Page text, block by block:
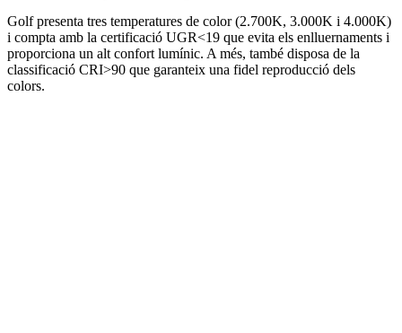
Golf presenta tres temperatures de color (2.700K, 3.000K i 4.000K)
i compta amb la certificació UGR<19 que evita els enlluernaments i
proporciona un alt confort lumínic. A més, també disposa de la
classificació CRI>90 que garanteix una fidel reproducció dels
colors.